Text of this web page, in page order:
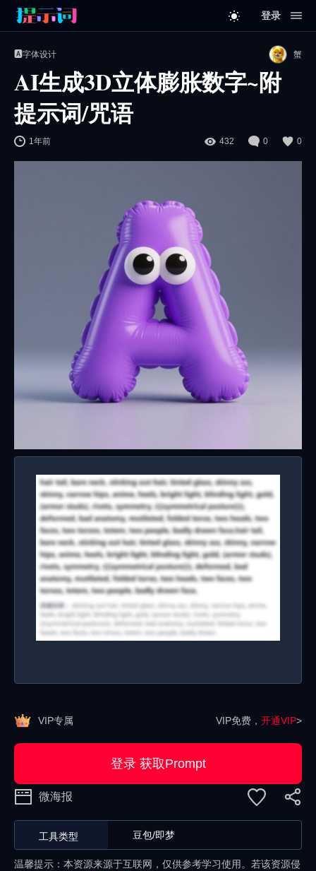
登录
🅰️字体设计 蟹
AI生成3D立体膨胀数字~附
提示词/咒语
1年前 432 0 0
VIP专属 VIP免费， 开通VIP>
登录 获取Prompt
微海报
工具类型 豆包/即梦
温馨提示：本资源来源于互联网，仅供参考学习使用。若该资源侵